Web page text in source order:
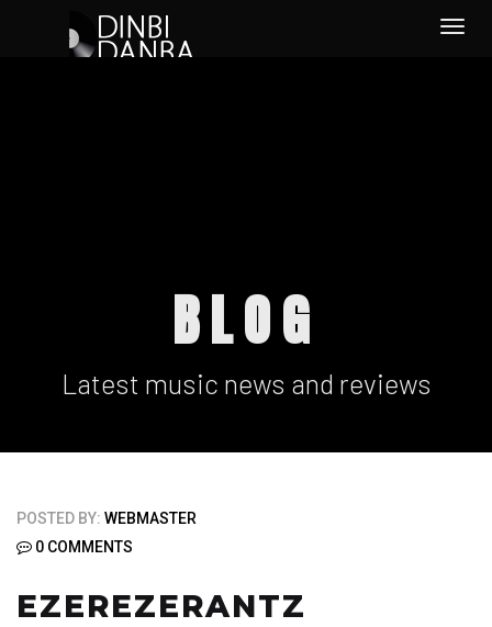
BLOG
Latest music news and reviews
POSTED BY: WEBMASTER
0 COMMENTS
EZEREZERANTZ